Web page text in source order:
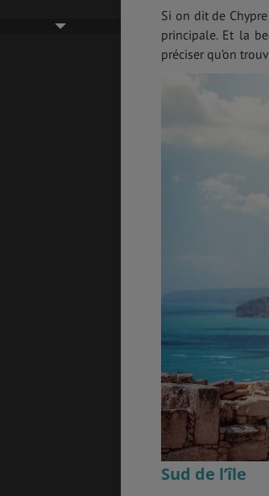
Si on dit de
principale. Et la
préciser qu’on
Sud de l’île